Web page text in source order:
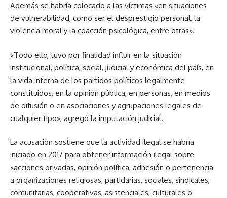
Además se habría colocado a las víctimas «en situaciones
de vulnerabilidad, como ser el desprestigio personal, la
violencia moral y la coacción psicológica, entre otras».
«Todo ello, tuvo por finalidad influir en la situación
institucional, política, social, judicial y económica del país, en
la vida interna de los partidos políticos legalmente
constituidos, en la opinión pública, en personas, en medios
de difusión o en asociaciones y agrupaciones legales de
cualquier tipo», agregó la imputación judicial.
La acusación sostiene que la actividad ilegal se habría
iniciado en 2017 para obtener información ilegal sobre
«acciones privadas, opinión política, adhesión o pertenencia
a organizaciones religiosas, partidarias, sociales, sindicales,
comunitarias, cooperativas, asistenciales, culturales o